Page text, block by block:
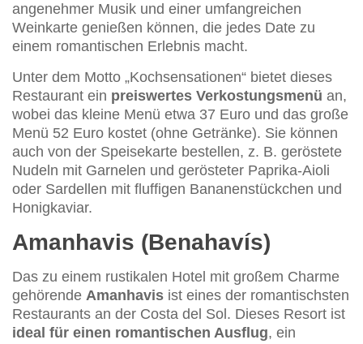
angenehmer Musik und einer umfangreichen
Weinkarte genießen können, die jedes Date zu
einem romantischen Erlebnis macht.
Unter dem Motto „Kochsensationen“ bietet dieses
Restaurant ein preiswertes Verkostungsmenü an,
wobei das kleine Menü etwa 37 Euro und das große
Menü 52 Euro kostet (ohne Getränke). Sie können
auch von der Speisekarte bestellen, z. B. geröstete
Nudeln mit Garnelen und gerösteter Paprika-Aioli
oder Sardellen mit fluffigen Bananenstückchen und
Honigkaviar.
Amanhavis (Benahavís)
Das zu einem rustikalen Hotel mit großem Charme
gehörende Amanhavis ist eines der romantischsten
Restaurants an der Costa del Sol. Dieses Resort ist
ideal für einen romantischen Ausflug, ein